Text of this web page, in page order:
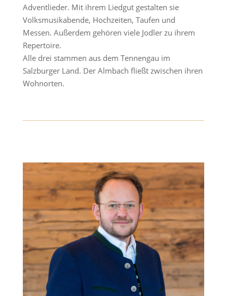
Adventlieder. Mit ihrem Liedgut gestalten sie
Volksmusikabende, Hochzeiten, Taufen und
Messen. Außerdem gehören viele Jodler zu ihrem
Repertoire.
Alle drei stammen aus dem Tennengau im
Salzburger Land. Der Almbach fließt zwischen ihren
Wohnorten.